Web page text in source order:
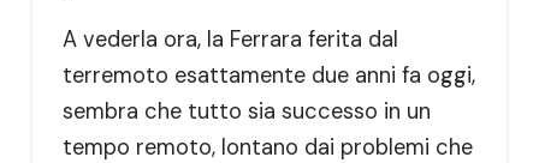
A vederla ora, la Ferrara ferita dal
terremoto esattamente due anni fa oggi,
sembra che tutto sia successo in un
tempo remoto, lontano dai problemi che